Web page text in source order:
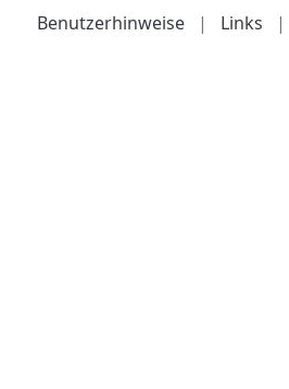
Benutzerhinweise | Links |